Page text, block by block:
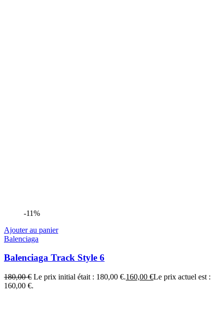
-11%
Ajouter au panier
Balenciaga
Balenciaga Track Style 6
180,00€ Le prix initial était : 180,00 €.160,00 €Le prix actuel est :
160,00 €.